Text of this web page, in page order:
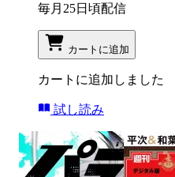
毎月25日頃配信
カートに追加
カートに追加しました
試し読み